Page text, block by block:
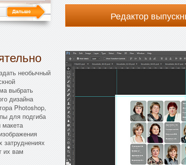
Редактор
необычный
выбрать
дизайна
Photoshop,
для подгиба
макета
их вам